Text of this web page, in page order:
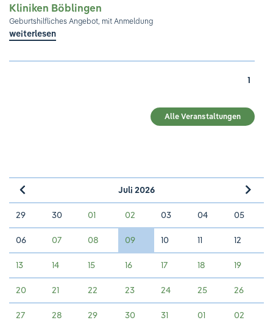
Kliniken Böblingen
Geburtshilfliches Angebot, mit Anmeldung
weiterlesen
1
Alle Veranstaltungen
«
Juli 2026 »
29 30 01 02 03 04 05
06 07 08 09 10 11 12
13 14 15 16 17 18 19
20 21 22 23 24 25 26
27 28 29 30 31 01 02